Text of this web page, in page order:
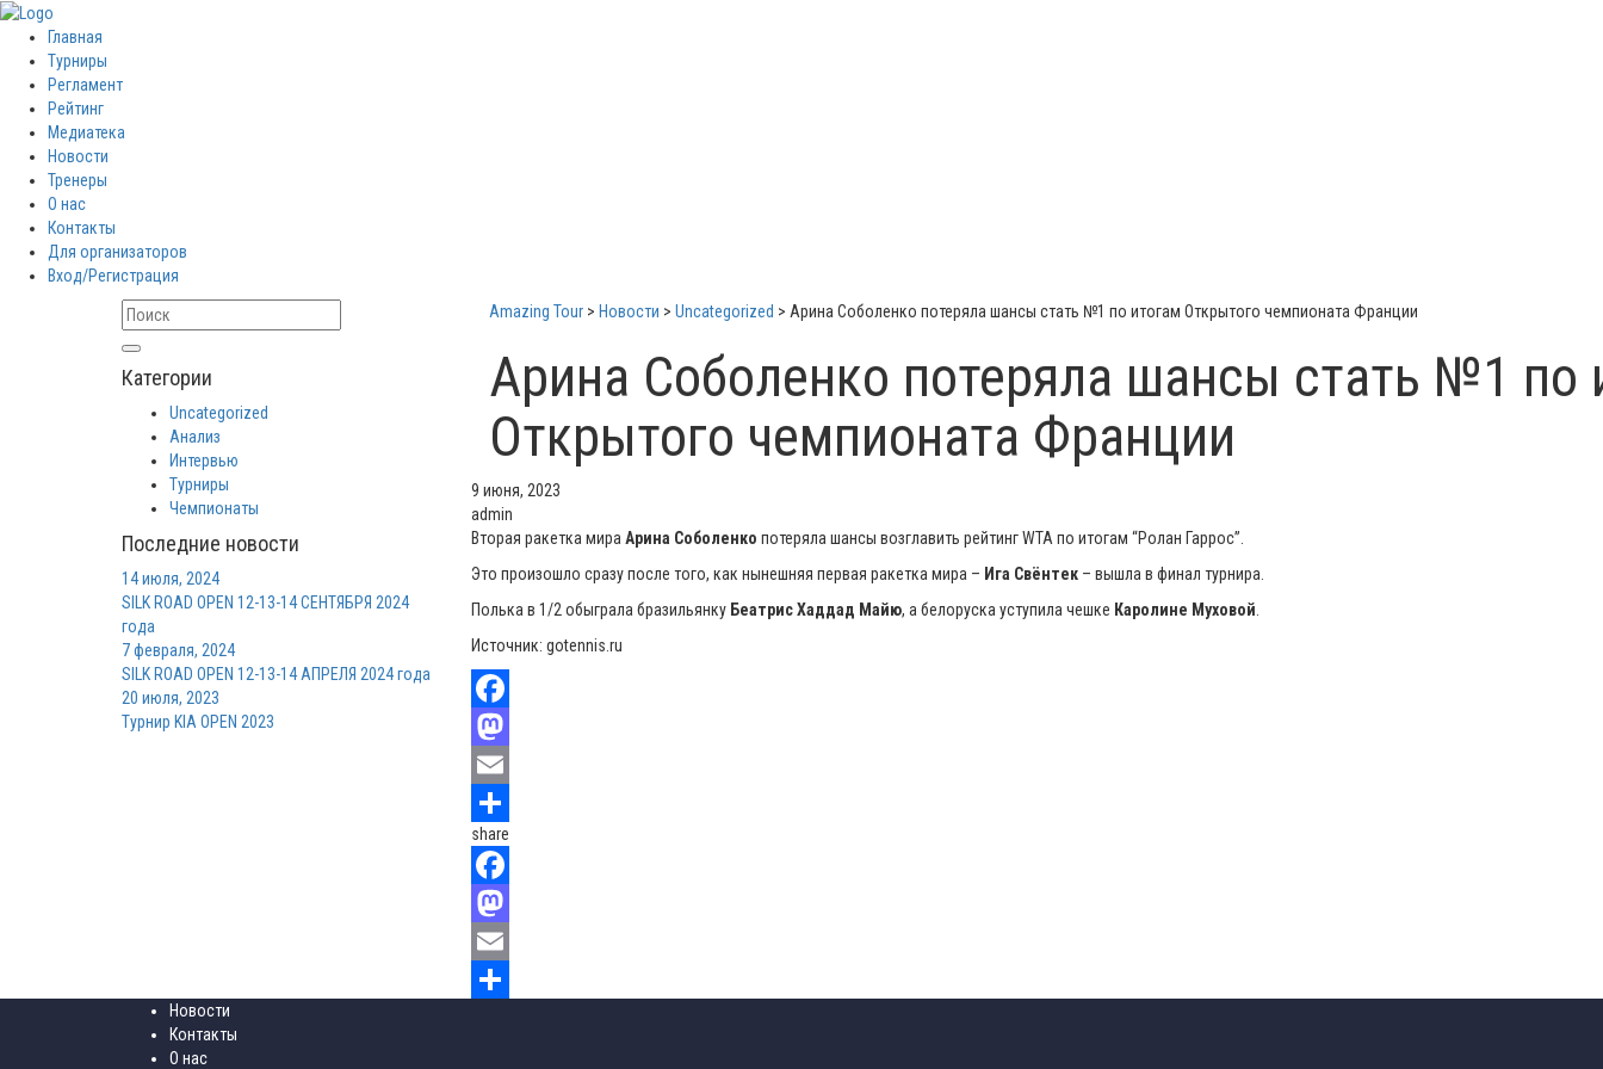
Главная
Турниры
Регламент
Рейтинг
Медиатека
Новости
Тренеры
О нас
Контакты
Для организаторов
Вход/Регистрация
Amazing Tour> Новости > Uncategorized > Арина Соболенко потеряла шансы стать №1 по итогам Открытого чемпионата Франции
Арина Соболенко потеряла шансы стать №1 по
Открытого чемпионата Франции
9 июня, 2023
admin
Вторая ракетка мираАрина Соболенко потеряла шансы возглавить рейтинг WTA по итогам “Ролан Гаррос”.
Это произошло сразу после того, как нынешняя первая ракетка мира – Ига Свёнтек– вышла в финал турнира.
Полька в 1/2 обыграла бразильянку Беатрис Хаддад Майю, а белоруска уступила чешке Каролине Муховой.
Источник: gotennis.ru
Facebook
Mastodon
Email
Отправить
share
Facebook
Mastodon
Email
Категории
Uncategorized
Анализ
Интервью
Турниры
Чемпионаты
Последние новости
14 июля, 2024
SILK ROAD OPEN 12-13-14 СЕНТЯБРЯ 2024
года
7 февраля, 2024
SILK ROAD OPEN 12-13-14 АПРЕЛЯ 2024 года
20 июля, 2023
Турнир KIA OPEN 2023
Новости
Контакты
О нас